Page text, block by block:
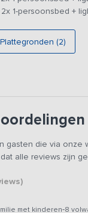
persoonskamers
voor 4
deuren op
1-persoonsbed +
Plattegronden (2)
gasten die via
alle reviews zijn
)
met kinderen-8